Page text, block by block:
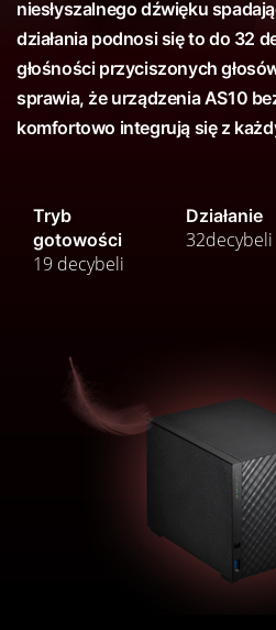
niesłyszalnego dźwięku
działania podnosi się to do 32
głośności przyciszonych
sprawia, że urządzenia AS10
komfortowo integrują się z
Tryb
gotowości
19 decybeli
Działanie
32decybeli